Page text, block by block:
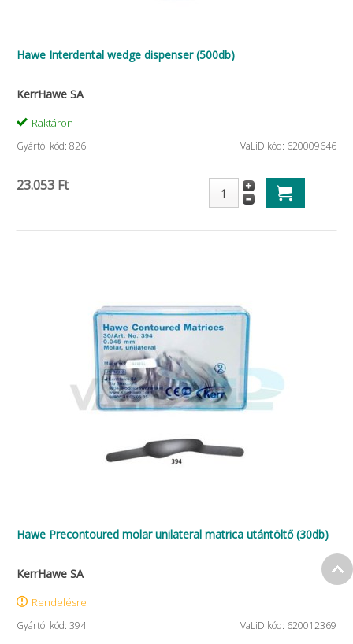
Hawe Interdental wedge dispenser (500db)
KerrHawe SA
Raktáron
Gyártói kód: 826 VaLiD kód: 620009646
23.053 Ft
Hawe Precontoured molar unilateral matrica utántöltő (30db)
KerrHawe SA
Rendelésre
Gyártói kód: 394 VaLiD kód: 620012369